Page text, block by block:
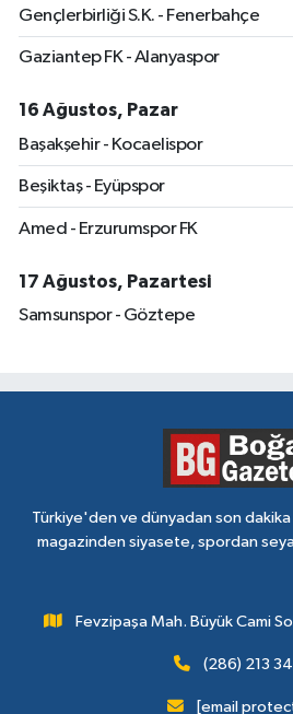
Gençlerbirliği S.K. - Fenerbahçe
Gaziantep FK - Alanyaspor
16 Ağustos, Pazar
Başakşehir - Kocaelispor
Beşiktaş - Eyüpspor
Amed - Erzurumspor FK
17 Ağustos, Pazartesi
Samsunspor - Göztepe
Türkiye'den ve dünyadan son dakika
magazinden siyasete, spordan
Fevzipaşa Mah. Büyük Cami
(286) 213
[email